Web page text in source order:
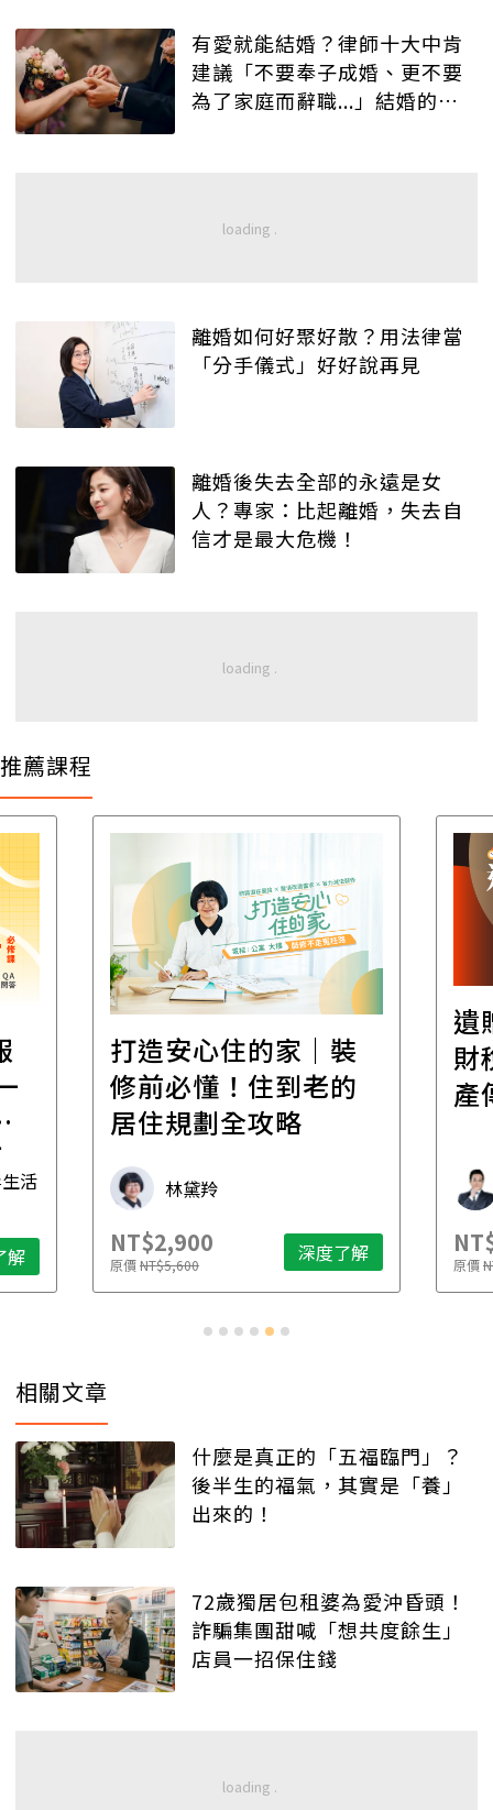
有愛就能結婚？律師十大中肯
建議「不要奉子成婚、更不要
為了家庭而辭職...」結婚的看
離婚如何好聚好散？用法律當
「分手儀式」好好說再見
離婚後失去全部的永遠是女
人？專家：比起離婚，失去自
信才是最大危機！
推薦課程
活
解
打造安心住的家｜裝
修前必懂！住到老的
居住規劃全攻略
林黛羚
NT$2,900
原價NT$5,600 深度了解
遺
財
產
原價
相關文章
什麼是真正的「五福臨門」？
後半生的福氣，其實是「養」
出來的！
72歲獨居包租婆為愛沖昏頭！
詐騙集團甜喊「想共度餘生」
店員一招保住錢